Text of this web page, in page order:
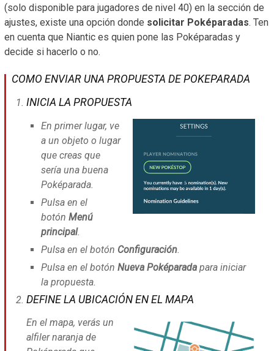
(solo disponible para jugadores de nivel 40) en la sección de
ajustes, existe una opción donde solicitar Poképaradas. Ten
en cuenta que Niantic es quien pone las Poképaradas y
decide si hacerlo o no.
CÓMO ENVIAR UNA PROPUESTA DE POKÉPARADA
INICIA LA PROPUESTA
En primer lugar, ve
a un objeto o lugar
que creas que
sería una buena
Poképarada.
Pulsa en el
botón Menú
principal.
Pulsa en el botón Configuración
Pulsa en el botón Nueva Poképarada para iniciar
la propuesta.
DEFINE LA UBICACIÓN EN EL MAPA
En el mapa, verás un
alfiler naranja de